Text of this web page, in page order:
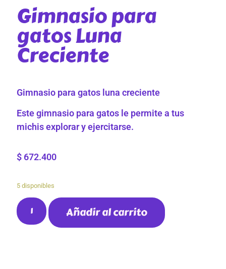
Gimnasio para
gatos Luna
Creciente
Gimnasio para gatos luna creciente
Este gimnasio para gatos le permite a tus
michis explorar y ejercitarse.
$ 672.400
5 disponibles
Añadir al carrito